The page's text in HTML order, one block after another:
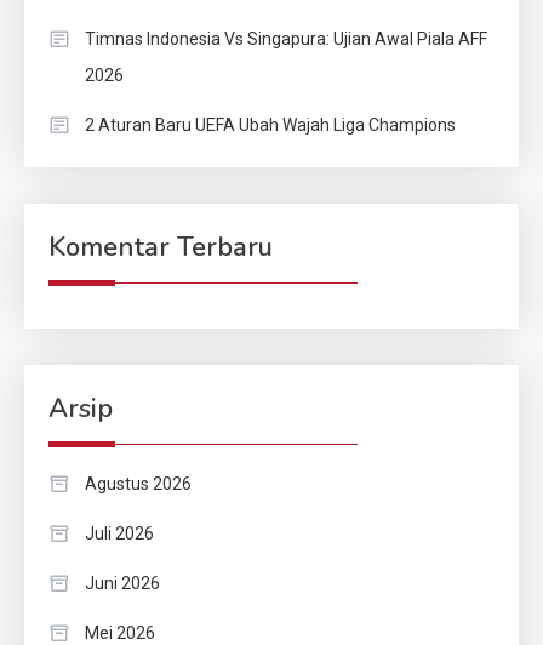
Timnas Indonesia Vs Singapura: Ujian Awal Piala AFF
2026
2 Aturan Baru UEFA Ubah Wajah Liga Champions
Komentar Terbaru
Arsip
Agustus 2026
Juli 2026
Juni 2026
Mei 2026